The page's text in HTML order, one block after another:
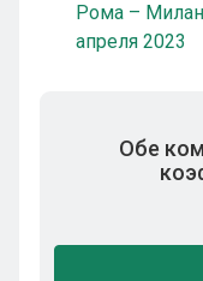
Рома – Милан
апреля 2023
Обе